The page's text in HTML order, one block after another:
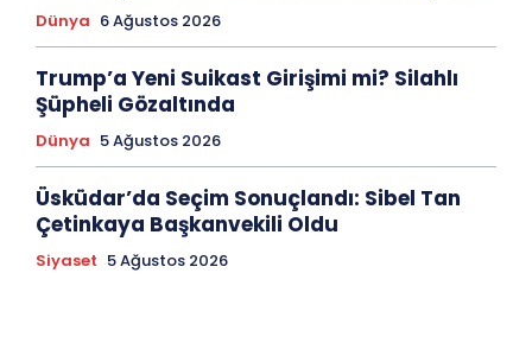
Dünya 6 Ağustos 2026
Trump’a Yeni Suikast Girişimi mi? Silahlı
Şüpheli Gözaltında
Dünya 5 Ağustos 2026
Üsküdar’da Seçim Sonuçlandı: Sibel Tan
Çetinkaya Başkanvekili Oldu
Siyaset 5 Ağustos 2026